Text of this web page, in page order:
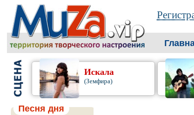
Искала
(Земфира)
Песня дня